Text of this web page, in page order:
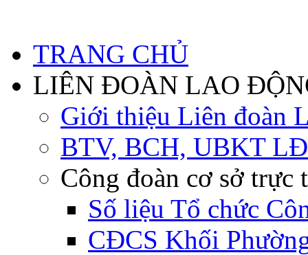
TRANG CHỦ
LIÊN ĐOÀN LAO
Giới thiệu Liên đoàn
BTV, BCH, UBKT
Công đoàn cơ sở trực
Số liệu Tổ chức
CĐCS Khối